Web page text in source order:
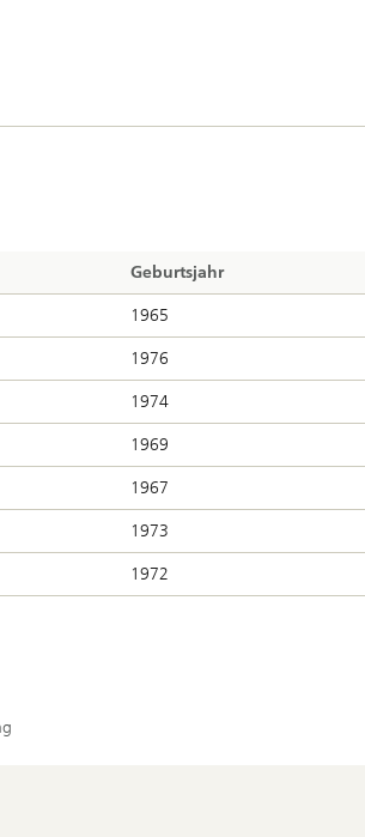
Geburtsjahr
1965
1976
1974
1969
1967
1973
1972